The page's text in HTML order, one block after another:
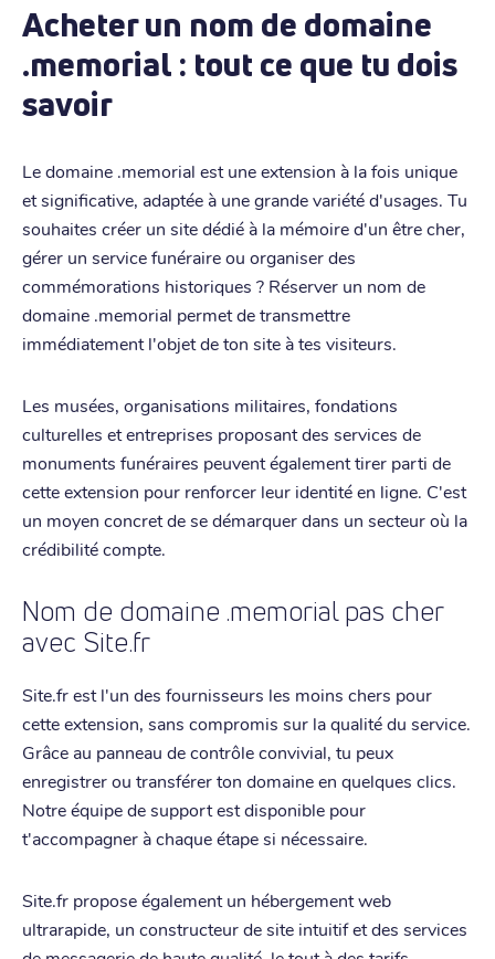
Acheter un nom de domaine
.memorial : tout ce que tu dois
savoir
Le domaine .memorial est une extension à la fois unique
et significative, adaptée à une grande variété d'usages. Tu
souhaites créer un site dédié à la mémoire d'un être cher,
gérer un service funéraire ou organiser des
commémorations historiques ? Réserver un nom de
domaine .memorial permet de transmettre
immédiatement l'objet de ton site à tes visiteurs.
Les musées, organisations militaires, fondations
culturelles et entreprises proposant des services de
monuments funéraires peuvent également tirer parti de
cette extension pour renforcer leur identité en ligne. C'est
un moyen concret de se démarquer dans un secteur où la
crédibilité compte.
Nom de domaine .memorial pas cher
avec Site.fr
Site.fr est l'un des fournisseurs les moins chers pour
cette extension, sans compromis sur la qualité du service.
Grâce au panneau de contrôle convivial, tu peux
enregistrer ou transférer ton domaine en quelques clics.
Notre équipe de support est disponible pour
t'accompagner à chaque étape si nécessaire.
Site.fr propose également un hébergement web
ultrarapide, un constructeur de site intuitif et des services